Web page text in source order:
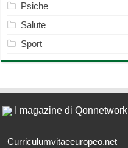
Psiche
Salute
Sport
I magazine di Qonnetwork
Curriculumvitaeeuropeo.net